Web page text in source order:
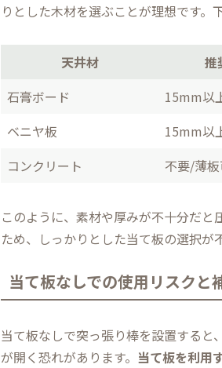
りとした木材を選ぶことが理想です。
天井材 推
石膏ボード
15mm以
ベニヤ板
15mm以
コンクリート
不要/薄
このように、素材や厚みが不十分だ
ため、しっかりとした当て板の選択が
当て板なしでの使用リスクと
当て板なしで突っ張り棒を設置する
が開く恐れがあります。 当て板を利用